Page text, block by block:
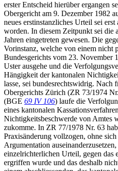
erster Entscheid hierüber ergangen
Obergericht am 9. Dezember 1982
neues erstinstanzliches Urteil sei
worden. In diesem Zeitpunkt sei die
Jahren eingetreten gewesen. Die
Vorinstanz, welche von einem nicht
Bundesgerichts vom 23. November
Uster ausgehe und die
Hängigkeit der kantonalen
lasse, sei bundesrechtswidrig. Nach
Obergerichts Zürich (ZR 73/1974
(BGE 69 IV 106) laufe die
eines kantonalen
Nichtigkeitsbeschwerde von Amtes
zukomme. In ZR 77/1978 Nr. 63
Praxisänderung vollzogen, ohne
Argumentation
einzelrichterlichen Urteil, gegen das
ergriffen wurde und das deshalb